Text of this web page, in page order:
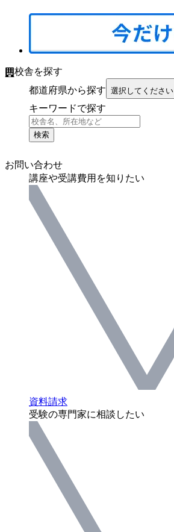
校舎を探す
都道府県から探す 選択してください
キーワードで探す
検索
お問い合わせ
講座や受講費用を知りたい
資料請求
受験の専門家に相談したい